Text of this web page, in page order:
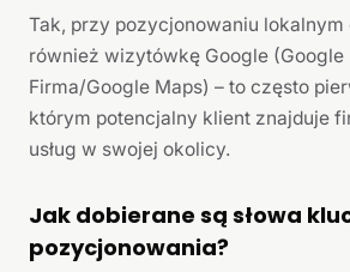
Tak, przy pozycjonowaniu
również wizytówkę Google (Google
Firma/Google Maps) – to często
którym potencjalny klient znajduje
usług w swojej okolicy.
Jak dobierane są słowa
pozycjonowania?